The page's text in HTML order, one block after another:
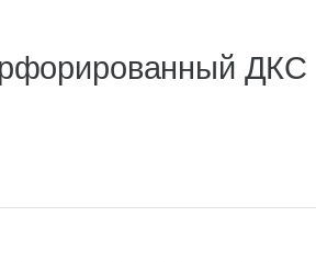
ДКС